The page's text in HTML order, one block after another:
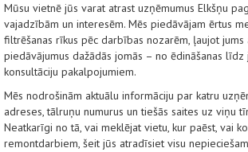
Mūsu vietnē jūs varat atrast uzņēmumus Elkšņu
vajadzībām un interesēm. Mēs piedāvājam ērtus
filtrēšanas rīkus pēc darbības nozarēm, ļaujot jums
piedāvājumus dažādās jomās – no ēdināšanas līdz
konsultāciju pakalpojumiem.
Mēs nodrošinām aktuālu informāciju par katru
adreses, tālruņu numurus un tiešās saites uz viņu
Neatkarīgi no tā, vai meklējat vietu, kur paēst, vai
remontdarbiem, šeit jūs atradīsiet visu